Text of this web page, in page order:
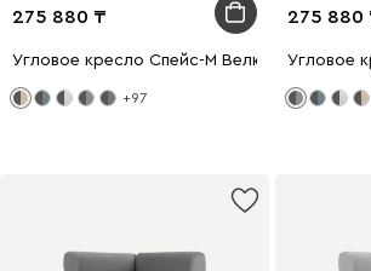
275 880
Угловое кресло Спейс-М Велюр Бежевый
+97
275 880
Угловое